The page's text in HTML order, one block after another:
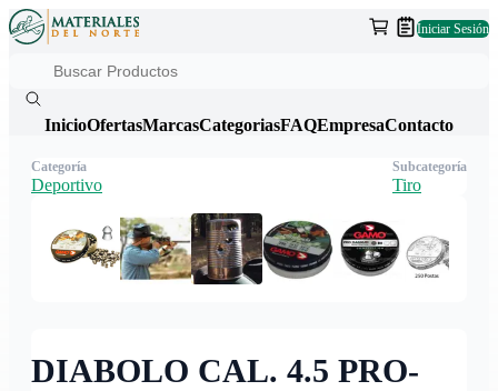
Iniciar Sesión
InicioOfertasMarcasCategoriasFAQEmpresaContacto
DIABOLO CAL. 4.5 PRO-
Categoría
Deportivo
Subcategoría
Tiro